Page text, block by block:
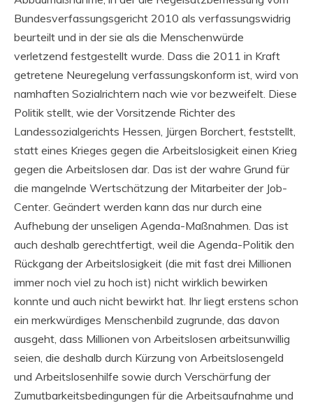
Bundesverfassungsgericht 2010 als verfassungswidrig
beurteilt und in der sie als die Menschenwürde
verletzend festgestellt wurde. Dass die 2011 in Kraft
getretene Neuregelung verfassungskonform ist, wird von
namhaften Sozialrichtern nach wie vor bezweifelt. Diese
Politik stellt, wie der Vorsitzende Richter des
Landessozialgerichts Hessen, Jürgen Borchert, feststellt,
statt eines Krieges gegen die Arbeitslosigkeit einen Krieg
gegen die Arbeitslosen dar. Das ist der wahre Grund für
die mangelnde Wertschätzung der Mitarbeiter der Job-
Center. Geändert werden kann das nur durch eine
Aufhebung der unseligen Agenda-Maßnahmen. Das ist
auch deshalb gerechtfertigt, weil die Agenda-Politik den
Rückgang der Arbeitslosigkeit (die mit fast drei Millionen
immer noch viel zu hoch ist) nicht wirklich bewirken
konnte und auch nicht bewirkt hat. Ihr liegt erstens schon
ein merkwürdiges Menschenbild zugrunde, das davon
ausgeht, dass Millionen von Arbeitslosen arbeitsunwillig
seien, die deshalb durch Kürzung von Arbeitslosengeld
und Arbeitslosenhilfe sowie durch Verschärfung der
Zumutbarkeitsbedingungen für die Arbeitsaufnahme und